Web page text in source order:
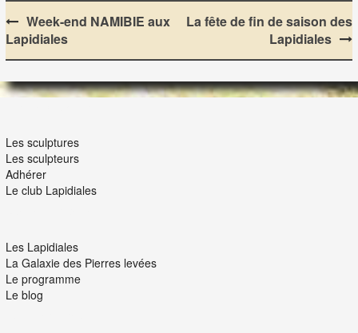
Post
navigation
Week-end NAMIBIE aux
Lapidiales
La fête de fin de saison des
Lapidiales
Les sculptures
Les sculpteurs
Adhérer
Le club Lapidiales
Les Lapidiales
La Galaxie des Pierres levées
Le programme
Le blog